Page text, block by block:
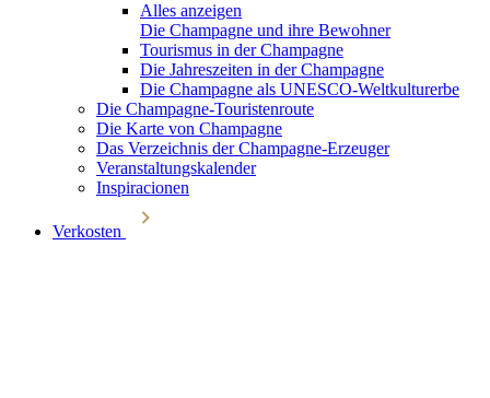
Alles anzeigen
Die Champagne und ihre Bewohner
Tourismus in der Champagne
Die Jahreszeiten in der Champagne
Die Champagne als UNESCO-Weltkulturerbe
Die Champagne-Touristenroute
Die Karte von Champagne
Das Verzeichnis der Champagne-Erzeuger
Veranstaltungskalender
Inspiracionen
Verkosten